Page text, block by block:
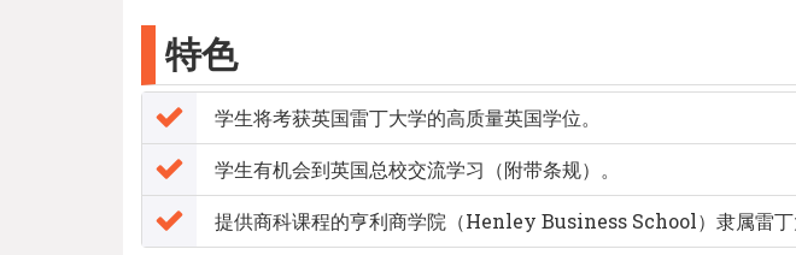
特色
学生将考获英国雷丁大学的高质量英国学位。
学生有机会到英国总校交流学习（附带条规）。
提供商科课程的亨利商学院（Henley Business School）隶属雷丁